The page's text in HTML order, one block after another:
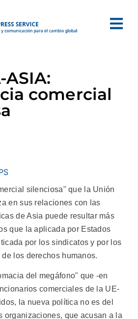
ASIA:
comercial
silenciosa" que la Unión
en sus relaciones con las
de Asia puede resultar más
que la aplicada por Estados
por los sindicatos y por los
los derechos humanos.
del megáfono" que -en
comerciales de la UE-
la nueva política no es del
organizaciones, que acusan a la